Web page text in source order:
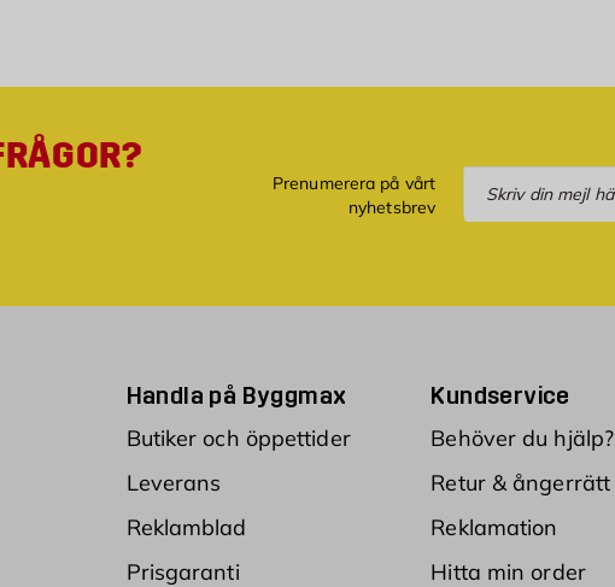
Prenumerera på vårt
nyhetsbrev
Prenumerera
Handla på Byggmax
Butiker och öppettider
Leverans
Reklamblad
Prisgaranti
Kundservice
Behöver du hjälp?
Retur & ångerrätt
Reklamation
Hitta min order